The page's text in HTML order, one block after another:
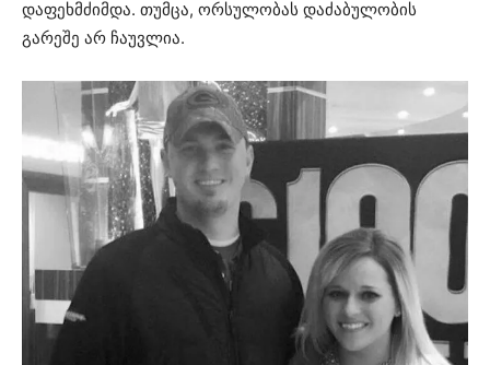
დაფეხმძიმდა. თუმცა, ორსულობას დაძაბულობის
გარეშე არ ჩაუვლია.